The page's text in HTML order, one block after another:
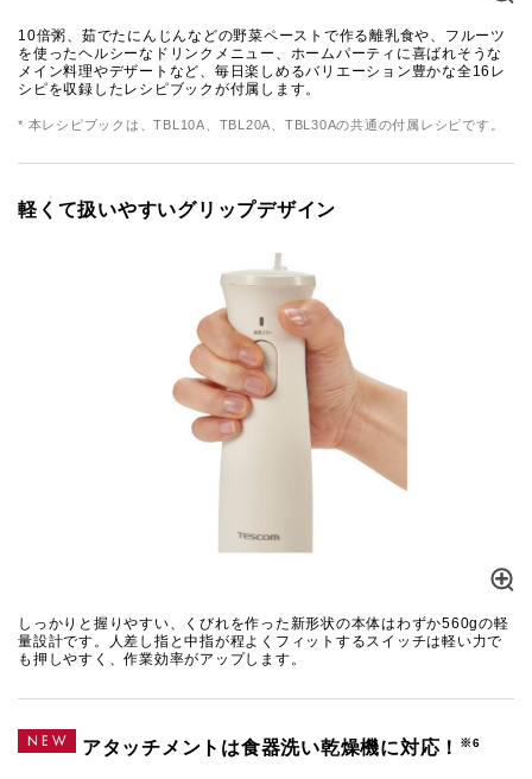
10倍粥、茹でたにんじんなどの野菜ペーストで作る離乳食や、フルーツ
を使ったヘルシーなドリンクメニュー、ホームパーティに喜ばれそうな
メイン料理やデザートなど、毎日楽しめるバリエーション豊かな全16レ
シピを収録したレシピブックが付属します。
* 本レシピブックは、TBL10A、TBL20A、TBL30Aの共通の付属レシピです。
軽くて扱いやすいグリップデザイン
しっかりと握りやすい、くびれを作った新形状の本体はわずか560gの軽
量設計です。人差し指と中指が程よくフィットするスイッチは軽い力で
も押しやすく、作業効率がアップします。
アタッチメントは食器洗い乾燥機に対応！ ※6